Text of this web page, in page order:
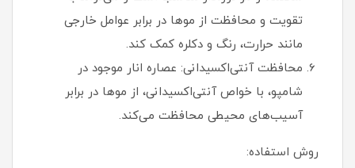
تقویت و محافظت از موها در برابر عوامل خارجی
مانند حرارت، رنگ و دکلره کمک کند.
محافظت آنتی‌اکسیدانی: عصاره انار موجود در
شامپو، با خواص آنتی‌اکسیدانی، از موها در برابر
آسیب‌های محیطی محافظت می‌کند.
روش استفاده: